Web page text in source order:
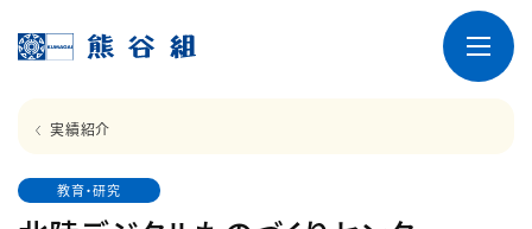
実績紹介
教育・研究